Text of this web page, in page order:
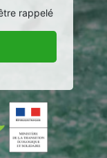
rappelé